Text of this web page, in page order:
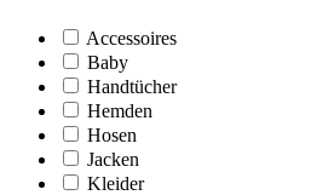
Accessoires
Baby
Handtücher
Hemden
Hosen
Jacken
Kleider